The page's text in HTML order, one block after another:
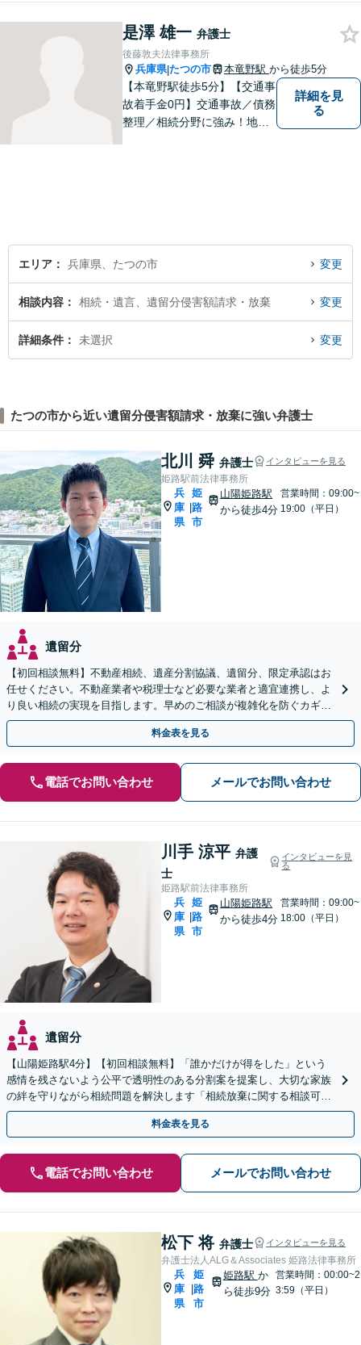
まれ育った西播磨の地で新た
に開業し、皆さまのお力にな
れるよう努めてまいります。
是澤 雄一 弁護士
後藤敦夫法律事務所
兵庫県|たつの市 本竜野駅 から徒歩5分
【本竜野駅徒歩5分】【交通事
故着手金0円】交通事故／債務
整理／相続分野に強み！地域
詳細を見
る
エリア 兵庫県、たつの市 変更
相談内容 相続・遺言、遺留分侵害額請求・放棄 変更
詳細条件 未選択 変更
たつの市から近い遺留分侵害額請求・放棄に強い弁護士
北川 舜 弁護士 インタビューを見る
姫路駅前法律事務所
兵
庫
県
姫
路
市
山陽姫路駅
から徒歩4分
営業時間：09:00~
19:00（平日）
遺留分
【初回相談無料】不動産相続、遺産分割協議、遺留分、限定承認はお
任せください。不動産業者や税理士など必要な業者と適宜連携し、よ
り良い相続の実現を目指します。早めのご相談が複雑化を防ぐカギと
なります【夜間／休日相談可】
料金表を見る
電話でお問い合わせ メールでお問い合わせ
川手 涼平 弁護
士
インタビューを見
る
姫路駅前法律事務所
兵
庫
県
姫
路
市
山陽姫路駅
から徒歩4分
営業時間：09:00~
18:00（平日）
遺留分
【山陽姫路駅4分】【初回相談無料】「誰かだけが得をした」という
感情を残さないよう公平で透明性のある分割案を提案し、大切な家族
の絆を守りながら相続問題を解決します「相続放棄に関する相談可」
「大切な人へ想いを遺す遺言書の作成」【完全個室相談】
料金表を見る
電話でお問い合わせ メールでお問い合わせ
松下 将 弁護士 インタビューを見る
弁護士法人ALG＆Associates 姫路法律事務所
兵
庫
県
姫
路
市
姫路駅 か
ら徒歩9分
営業時間：00:00~2
3:59（平日）